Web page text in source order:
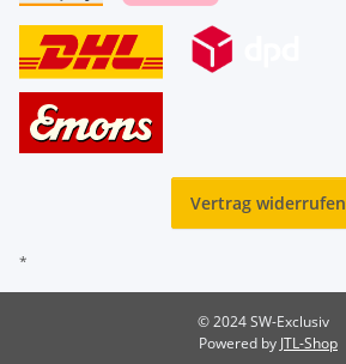
Vertrag widerrufen
*
© 2024 SW-Exclusiv
Powered by JTL-Shop